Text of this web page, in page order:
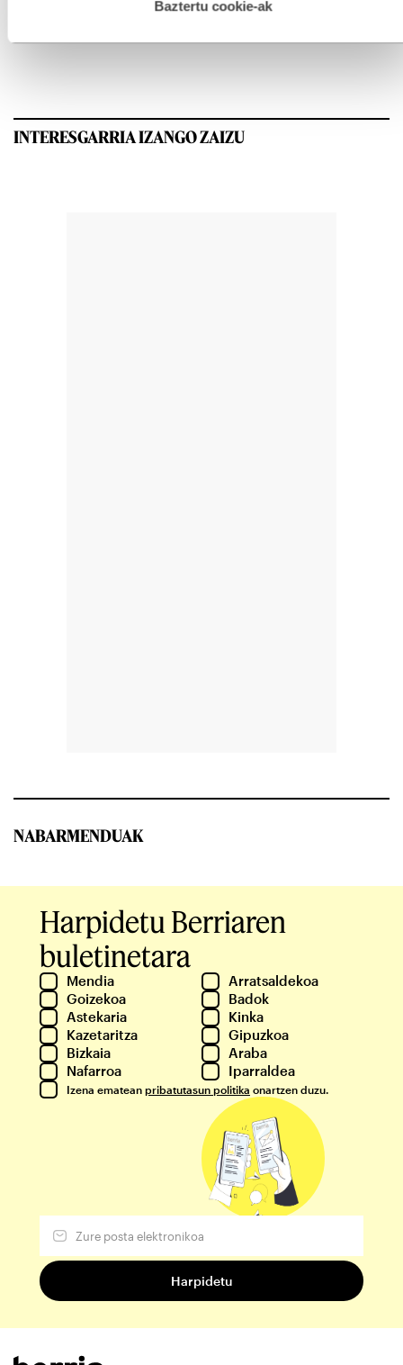
esplizitua ematen diguzu.Gehiago irakurri
Baztertu cookie-ak
INTERESGARRIA IZANGO ZAIZU
NABARMENDUAK
Harpidetu Berriaren
buletinetara
Mendia
Arratsaldekoa
Goizekoa
Badok
Astekaria
Kinka
Kazetaritza
Gipuzkoa
Bizkaia
Araba
Nafarroa
Iparraldea
Izena ematean pribatutasun politika onartzen duzu.